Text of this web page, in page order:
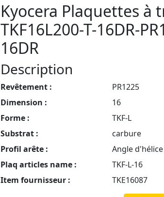
Kyocera Plaquettes à
TKF16L200-T-16DR-
16DR
Description
Revêtement :
PR1225
Dimension :
16
Forme :
TKF-L
Substrat :
carbure
Profil arête :
Angle
Plaq articles name :
TKF-L-16
Item fournisseur :
TKE16087